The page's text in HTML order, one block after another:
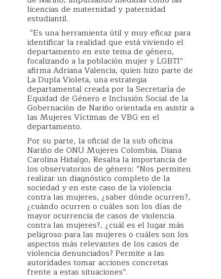
licencias de maternidad y paternidad
estudiantil.
“Es una herramienta útil y muy eficaz para
identificar la realidad que está viviendo el
departamento en este tema de género,
focalizando a la población mujer y LGBTI”
afirma Adriana Valencia, quien hizo parte de
La Dupla Violeta, una estrategia
departamental creada por la Secretaría de
Equidad de Género e Inclusión Social de la
Gobernación de Nariño orientada en asistir a
las Mujeres Víctimas de VBG en el
departamento.
Por su parte, la oficial de la sub oficina
Nariño de ONU Mujeres Colombia, Diana
Carolina Hidalgo, Resalta la importancia de
los observatorios de género: “Nos permiten
realizar un diagnóstico completo de la
sociedad y en este caso de la violencia
contra las mujeres, ¿saber dónde ocurren?,
¿cuándo ocurren o cuáles son los días de
mayor ocurrencia de casos de violencia
contra las mujeres?, ¿cuál es el lugar más
peligroso para las mujeres o cuáles son los
aspectos más relevantes de los casos de
violencia denunciados? Permite a las
autoridades tomar acciones concretas
frente a estas situaciones”.